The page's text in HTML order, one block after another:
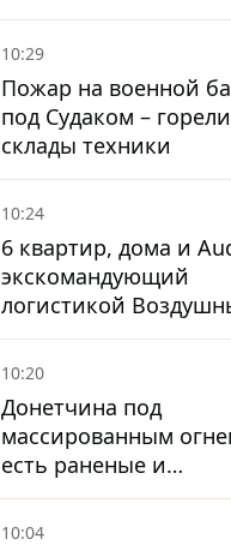
готовившую теракты
шпионила за
10:29
Пожар на военной
под Судаком – горели
склады техники
10:24
6 квартир, дома и
экскомандующий
логистикой
ВСУ получил новое
подозрение
10:20
Донетчина под
массированным
есть раненые и
масштабные
10:04